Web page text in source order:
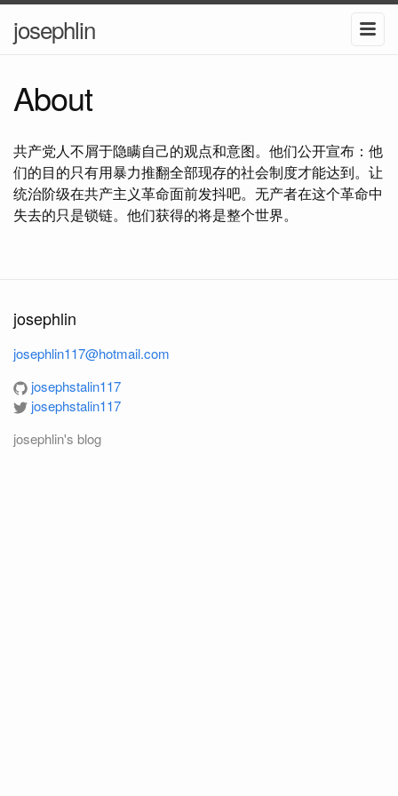
josephlin
About
共产党人不屑于隐瞒自己的观点和意图。他们公开宣布：他
们的目的只有用暴力推翻全部现存的社会制度才能达到。让
统治阶级在共产主义革命面前发抖吧。无产者在这个革命中
失去的只是锁链。他们获得的将是整个世界。
josephlin
josephlin117@hotmail.com
josephstalin117
josephstalin117
josephlin's blog